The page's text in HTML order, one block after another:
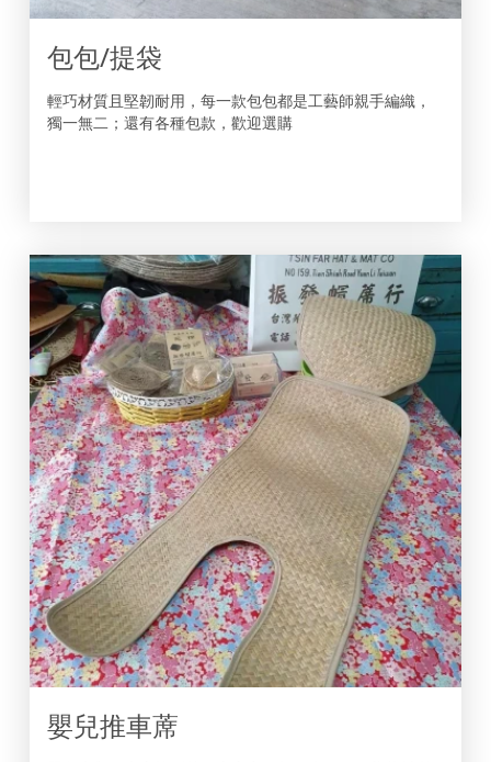
包包/提袋
輕巧材質且堅韌耐用，每一款包包都是工藝師親手編織，
獨一無二；還有各種包款，歡迎選購
嬰兒推車蓆